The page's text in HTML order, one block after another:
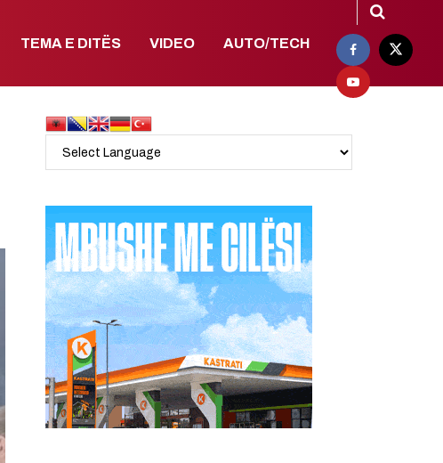
TEMA E DITËS VIDEO AUTO/TECH